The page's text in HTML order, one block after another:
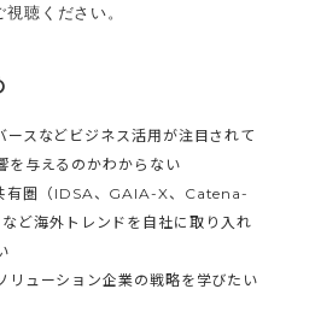
聴ください。
ースなどビジネス活用が注目されて
を与えるのかわからない
有圏（IDSA、GAIA-X、Catena-
海外トレンドを自社に取り入れ
リューション企業の戦略を学びたい